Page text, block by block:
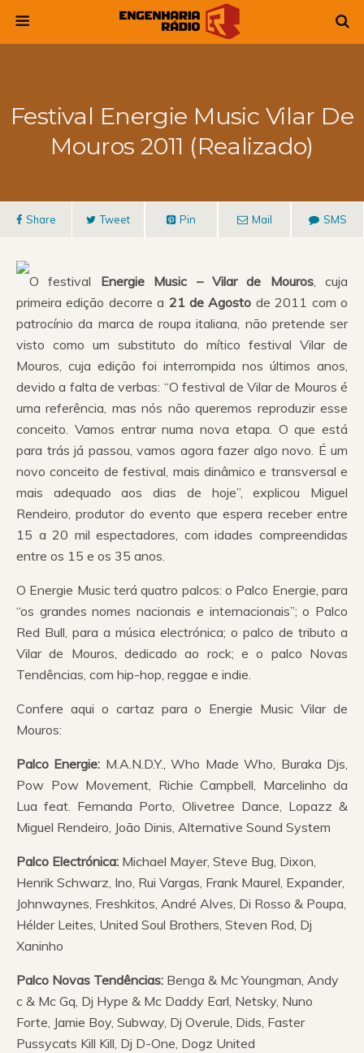
Festival Energie Music Vilar De
Mouros 2011 (Realizado)
Share Tweet Pin Mail SMS
O festival Energie Music – Vilar de Mouros, cuja
primeira edição decorre a 21 de Agosto de 2011 com o
patrocínio da marca de roupa italiana, não pretende ser
visto como um substituto do mítico festival Vilar de
Mouros, cuja edição foi interrompida nos últimos anos,
devido a falta de verbas: “O festival de Vilar de Mouros é
uma referência, mas nós não queremos reproduzir esse
conceito. Vamos entrar numa nova etapa. O que está
para trás já passou, vamos agora fazer algo novo. É um
novo conceito de festival, mais dinâmico e transversal e
mais adequado aos dias de hoje”, explicou Miguel
Rendeiro, produtor do evento que espera receber entre
15 a 20 mil espectadores, com idades compreendidas
entre os 15 e os 35 anos.
O Energie Music terá quatro palcos: o Palco Energie, para
“os grandes nomes nacionais e internacionais”; o Palco
Red Bull, para a música electrónica; o palco de tributo a
Vilar de Mouros, dedicado ao rock; e o palco Novas
Tendências, com hip-hop, reggae e indie.
Confere aqui o cartaz para o Energie Music Vilar de
Mouros:
Palco Energie: M.A.N.D.Y., Who Made Who, Buraka Djs,
Pow Pow Movement, Richie Campbell, Marcelinho da
Lua feat. Fernanda Porto, Olivetree Dance, Lopazz &
Miguel Rendeiro, João Dinis, Alternative Sound System
Palco Electrónica: Michael Mayer, Steve Bug, Dixon,
Henrik Schwarz, Ino, Rui Vargas, Frank Maurel, Expander,
Johnwaynes, Freshkitos, André Alves, Di Rosso & Poupa,
Hélder Leites, United Soul Brothers, Steven Rod, Dj
Xaninho
Palco Novas Tendências: Benga & Mc Youngman, Andy
c & Mc Gq, Dj Hype & Mc Daddy Earl, Netsky, Nuno
Forte, Jamie Boy, Subway, Dj Overule, Dids, Faster
Pussycats Kill Kill, Dj D-One, Dogz United